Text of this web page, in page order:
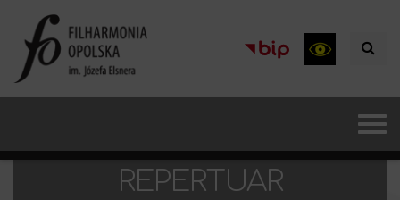
REPERTUAR